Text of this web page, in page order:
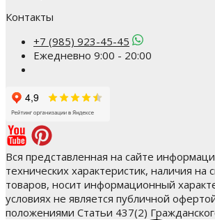
Контакты
+7 (985) 923-45-45
Ежедневно 9:00 - 20:00
Вся представленная на сайте
технических характеристик, наличия на
товаров, носит информационный
условиях не является публичной
положениями Статьи 437(2)